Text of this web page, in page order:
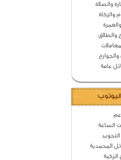
والصلاة
والزكاة
والطلاق
عامة
الساعة
المحمدية
الزكية